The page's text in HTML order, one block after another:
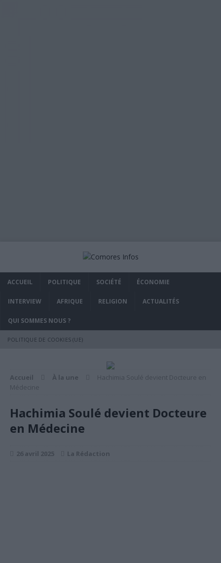
ACCUEIL POLITIQUE SOCIÉTÉ ÉCONOMIE
INTERVIEW AFRIQUE RELIGION ACTUALITÉS
QUI SOMMES NOUS ?
POLITIQUE DE COOKIES (UE)
Accueil À la une
Hachimia Soulé devient Docteure en
Médecine
Hachimia Soulé devient Docteure
en Médecine
26 avril 2025 La Rédaction